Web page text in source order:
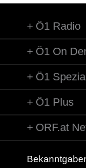
Ö1 Radio
Ö1 On
Ö1
Ö1 Plus
ORF.at